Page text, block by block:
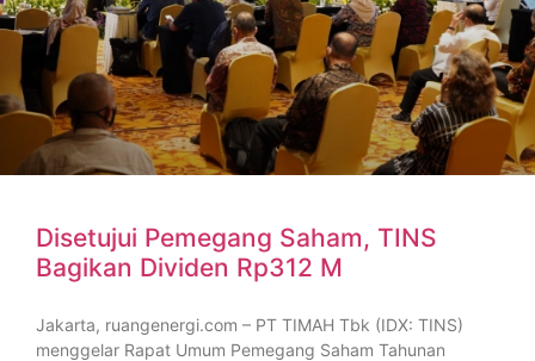
Disetujui Pemegang Saham, TINS
Bagikan Dividen Rp312 M
Jakarta, ruangenergi.com – PT TIMAH Tbk (IDX: TINS)
menggelar Rapat Umum Pemegang Saham Tahunan